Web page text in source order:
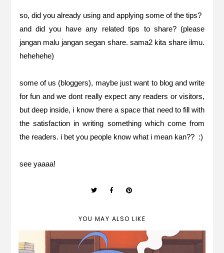
so, did you already using and applying some of the tips?
and did you have any related tips to share? (please
jangan malu jangan segan share. sama2 kita share ilmu.
hehehehe)
some of us (bloggers), maybe just want to blog and write
for fun and we dont really expect any readers or visitors,
but deep inside, i know there a space that need to fill with
the satisfaction in writing something which come from
the readers. i bet you people know what i mean kan?? :)
see yaaaa!
YOU MAY ALSO LIKE